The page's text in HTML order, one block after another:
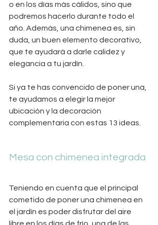
o en los días más cálidos, sino que
podremos hacerlo durante todo el
año. Además, una chimenea es, sin
duda, un buen elemento decorativo,
que te ayudará a darle calidez y
elegancia a tu jardín.
Si ya te has convencido de poner una,
te ayudamos a elegir la mejor
ubicación y la decoración
complementaria con estas 13 ideas.
Mesa con chimenea integrada
Teniendo en cuenta que el principal
cometido de poner una chimenea en
el jardín es poder disfrutar del aire